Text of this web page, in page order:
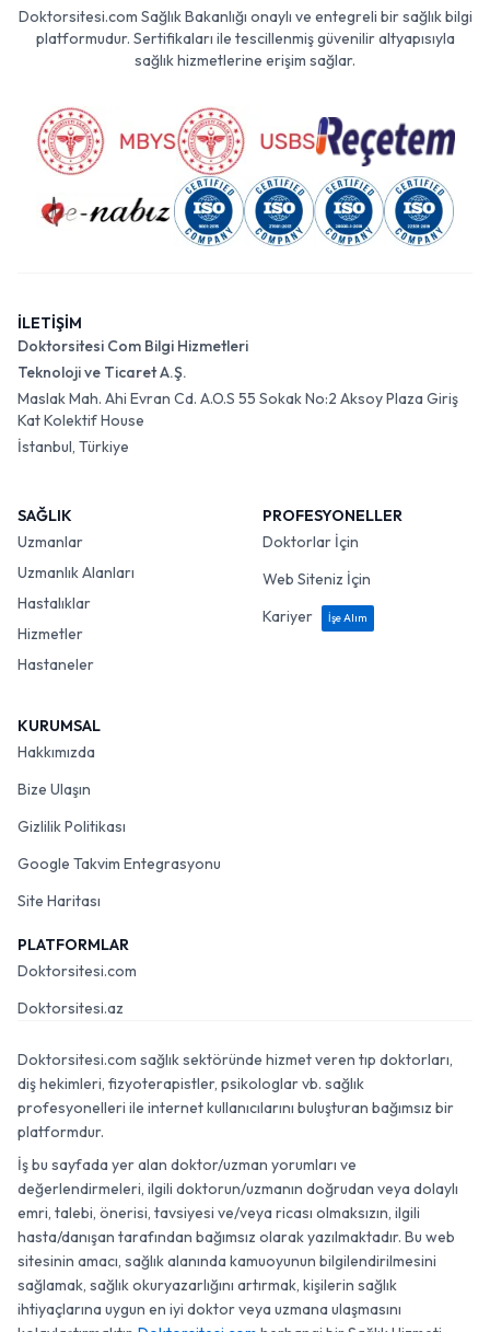
Doktorsitesi.com Sağlık Bakanlığı onaylı ve entegreli bir sağlık bilgi
platformudur. Sertifikaları ile tescillenmiş güvenilir altyapısıyla
sağlık hizmetlerine erişim sağlar.
İLETİŞİM
Doktorsitesi Com Bilgi Hizmetleri
Teknoloji ve Ticaret A.Ş.
Maslak Mah. Ahi Evran Cd. A.O.S 55 Sokak No:2 Aksoy Plaza Giriş
Kat Kolektif House
İstanbul, Türkiye
SAĞLIK
Uzmanlar
Uzmanlık Alanları
Hastalıklar
Hizmetler
Hastaneler
PROFESYONELLER
Doktorlar İçin
Web Siteniz İçin
Kariyer
İşe Alım
KURUMSAL
Hakkımızda
Bize Ulaşın
Gizlilik Politikası
Google Takvim Entegrasyonu
Site Haritası
PLATFORMLAR
Doktorsitesi.com
Doktorsitesi.az
Doktorsitesi.com sağlık sektöründe hizmet veren tıp doktorları,
diş hekimleri, fizyoterapistler, psikologlar vb. sağlık
profesyonelleri ile internet kullanıcılarını buluşturan bağımsız bir
platformdur.
İş bu sayfada yer alan doktor/uzman yorumları ve
değerlendirmeleri, ilgili doktorun/uzmanın doğrudan veya dolaylı
emri, talebi, önerisi, tavsiyesi ve/veya ricası olmaksızın, ilgili
hasta/danışan tarafından bağımsız olarak yazılmaktadır. Bu web
sitesinin amacı, sağlık alanında kamuoyunun bilgilendirilmesini
sağlamak, sağlık okuryazarlığını artırmak, kişilerin sağlık
ihtiyaçlarına uygun en iyi doktor veya uzmana ulaşmasını